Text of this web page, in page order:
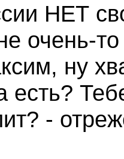
НЕТ
очень-
ну
есть?
-